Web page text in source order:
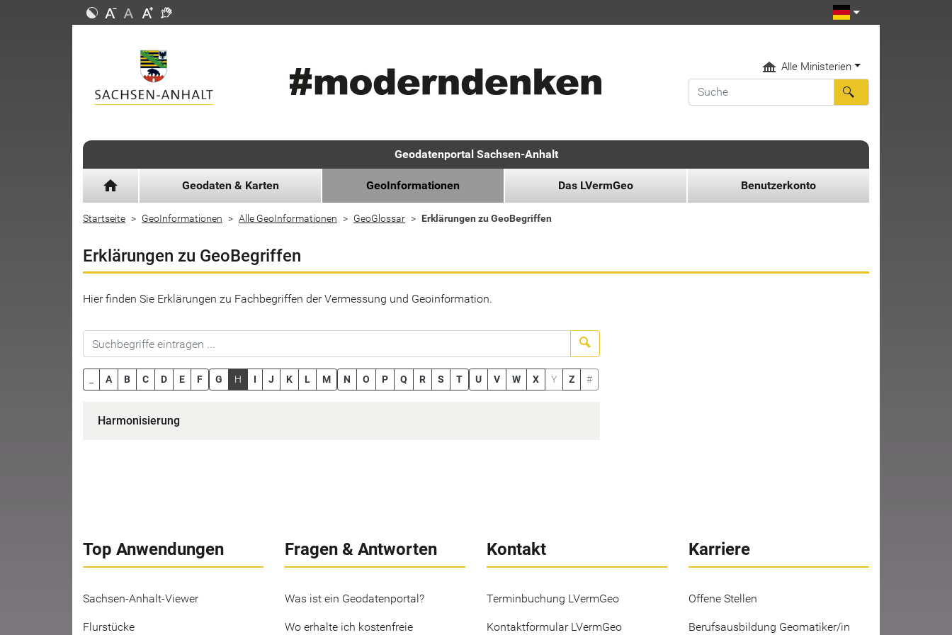
Alle Ministerien
Geodatenportal Sachsen-Anhalt
home Geodaten & Karten GeoInformationen Das LVermGeo Benutzerkonto
Startseite GeoInformationen Alle GeoInformationen GeoGlossar Erklärungen zu GeoBegriffen
Erklärungen zu GeoBegriffen
Hier finden Sie Erklärungen zu Fachbegriffen der Vermessung und Geoinformation.
A B C D E F G H I J K L M N O P Q R S T U V W X Y Z #
Harmonisierung
Top Anwendungen
Sachsen-Anhalt-Viewer
Flurstücke
Fragen & Antworten
Was ist ein Geodatenportal?
Wo erhalte ich kostenfreie
Kontakt
Terminbuchung LVermGeo
Kontaktformular LVermGeo
Karriere
Offene Stellen
Berufsausbildung Geomatiker/in